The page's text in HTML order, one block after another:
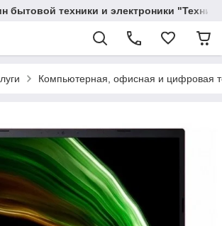
бытовой техники и электроники
Компьютерная, офисная и цифровая